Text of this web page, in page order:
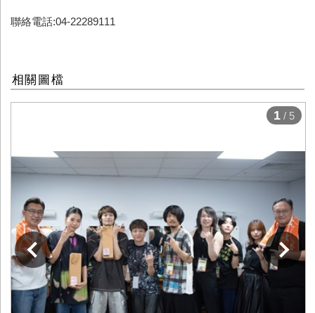
聯絡電話:04-22289111
相關圖檔
下一張
1 / 5